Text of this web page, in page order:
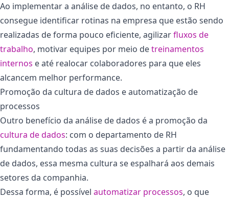
Ao implementar a análise de dados, no entanto, o RH
consegue identificar rotinas na empresa que estão sendo
realizadas de forma pouco eficiente, agilizarfluxos de
trabalho, motivar equipes por meio detreinamentos
internos e até realocar colaboradores para que eles
alcancem melhor performance.
Promoção da cultura de dados e automatização de
processos
Outro benefício da análise de dados é a promoção da
cultura de dados: com o departamento de RH
fundamentando todas as suas decisões a partir da análise
de dados, essa mesma cultura se espalhará aos demais
setores da companhia.
Dessa forma, é possível automatizar processos, o que